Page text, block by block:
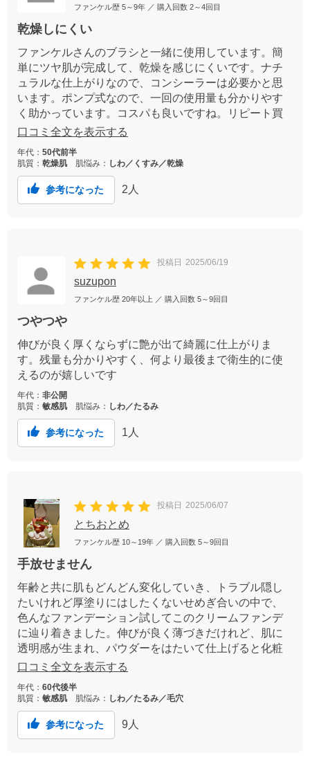
ファンケル歴 5～9年 ／ 購入回数 2～4回目
乾燥しにくい
ファンケルさんのブラシと一緒に使用しています。簡
単にツヤ肌が完成して、乾燥を感じにくいです。ナチ
ュラルな仕上がりなので、コンシーラーは必要かと思
います。ポンプ式なので、一回の使用量も分かりやす
く助かっています。コスパも良いですね。リピート買
いしました。
口コミ全文を表示する
年代： 50代前半
肌質： 乾燥肌 肌悩み： しわ／くすみ／乾燥
参考になった 2人
投稿日 2025/06/19
suzupon
ファンケル歴 20年以上 ／ 購入回数 5～9回目
つやつや
伸びが良く厚くならずに艶が出て綺麗に仕上がりま
す。残量も分かりやすく、何より最後まで衛生的に使
えるのが嬉しいです
年代： 非公開
肌質： 敏感肌 肌悩み： しわ／たるみ
参考になった 1 人
投稿日 2025/06/07
とちおとめ
ファンケル歴 10～19年 ／ 購入回数 5～9回目
手放せません
年齢と共に肌もどんどん変化していき、トラブル隠し
たいけれど厚塗りにはしたくないせめぎ合いの中で、
色んなファンデーション試してこのクリームファンデ
に辿り着きました。伸びが良く薄づきだけれど、肌に
透明感が生まれ、パウダーをはたいて仕上げると化粧
崩れする事なく、一日中綺麗が続きます。もう手放せ
口コミ全文を表示する
年代： 60代後半
肌質： 敏感肌 肌悩み： しわ／たるみ／毛穴
参考になった 9 人